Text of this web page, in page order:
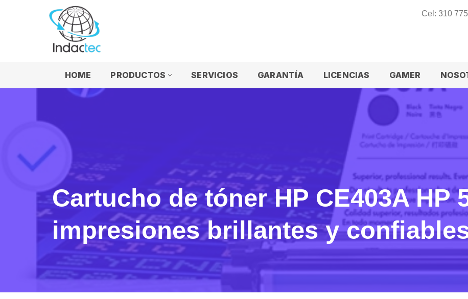
Cel: 310
HOME PRODUCTOS SERVICIOS GARANTÍA LICENCIAS GAMER
Cartucho de tóner HP CE403A HP
impresiones brillantes y